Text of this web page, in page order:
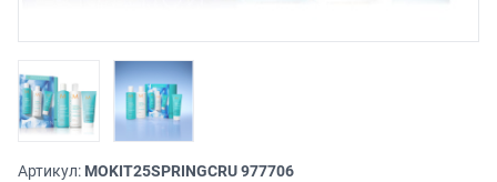
Артикул: MOKIT25SPRINGCRU 977706